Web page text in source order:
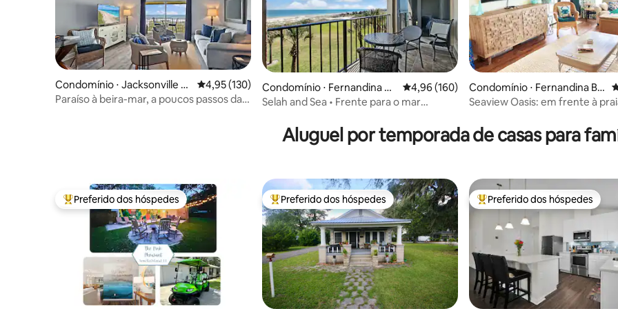
Condomínio ⋅ Jacksonville B
each
4,95 de uma avaliação média de 5, 130 avaliações
4,95 (130)
Paraíso à beira-mar, a poucos passos da
Condomínio ⋅ Fernandina Be
ach
4,96 de uma avaliação média de 5, 160
4,96 (160)
Selah and Sea • Frente para o mar
Condomínio ⋅ Fernandina Be
ach
Seaview Oasis: em frente à
Aluguel por temporada de casas para
Entre os melhores preferidos dos hóspedes
Preferido dos hóspedes Entre os melhores preferidos dos hóspedes
Preferido dos hóspedes Entre os melhores preferidos
Preferido dos hóspedes